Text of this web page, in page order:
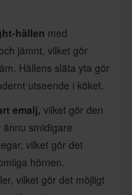
hällen med
jämnt, vilket gör
Hällens släta yta gör
utseende i köket.
emalj, vilket gör den
ännu smidigare
vilket gör det
hörnen.
vilket gör det möjligt